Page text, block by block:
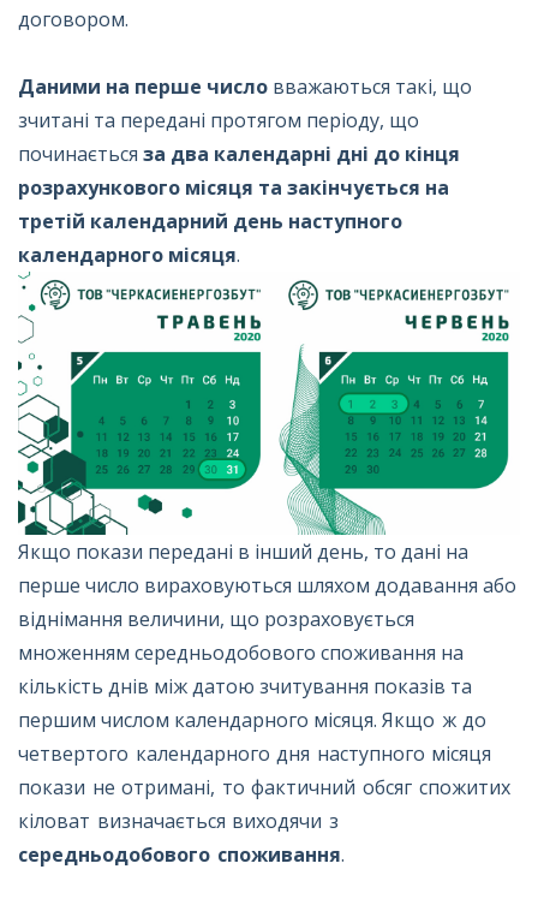
договором.
Даними на перше число вважаються такі, що
зчитані та передані протягом періоду, що
починається за два календарні дні до кінця
розрахункового місяця та закінчується на
третій календарний день наступного
календарного місяця.
Якщо покази передані в інший день, то дані на
перше число вираховуються шляхом додавання або
віднімання величини, що розраховується
множенням середньодобового споживання на
кількість днів між датою зчитування показів та
першим числом календарного місяця. Якщо ж до
четвертого календарного дня наступного місяця
покази не отримані, то фактичний обсяг спожитих
кіловат визначається виходячи з
середньодобового споживання.